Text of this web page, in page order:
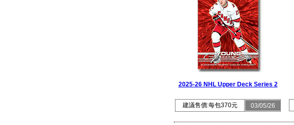
2025-26 NHL Upper Deck Series 2
建議售價:每包370元 03/05/26